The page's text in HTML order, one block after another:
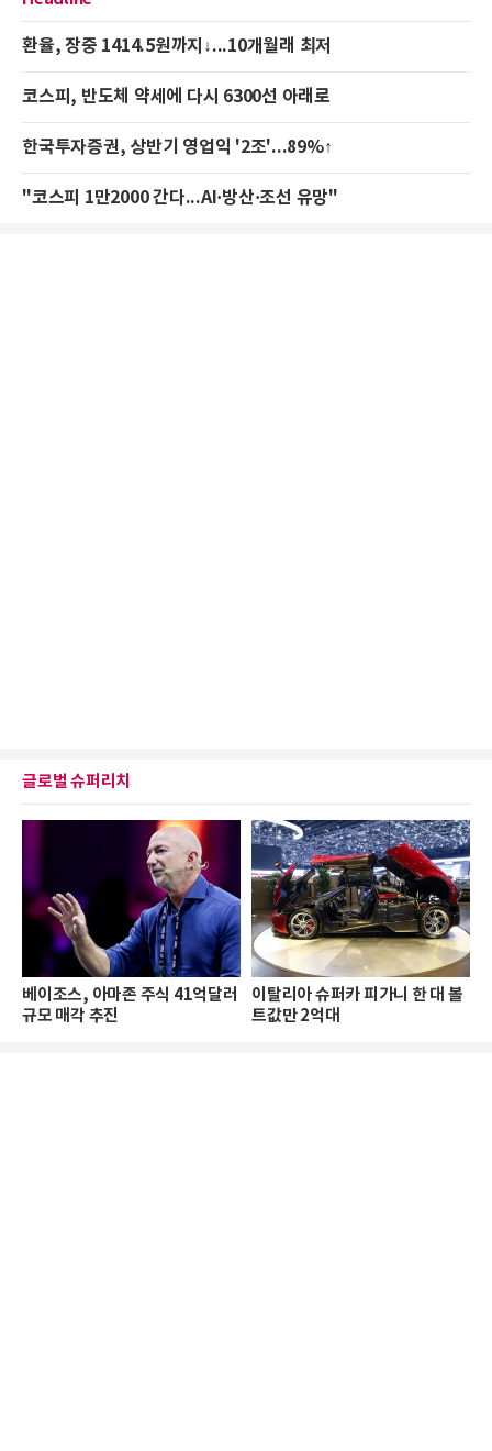
환율, 장중 1414.5원까지↓...10개월래 최저
코스피, 반도체 약세에 다시 6300선 아래로
한국투자증권, 상반기 영업익 '2조'...89%↑
"코스피 1만2000 간다...AI·방산·조선 유망"
글로벌 슈퍼리치
베이조스, 아마존 주식 41억달러
규모 매각 추진
이탈리아 슈퍼카 피가니 한 대 볼
트값만 2억대